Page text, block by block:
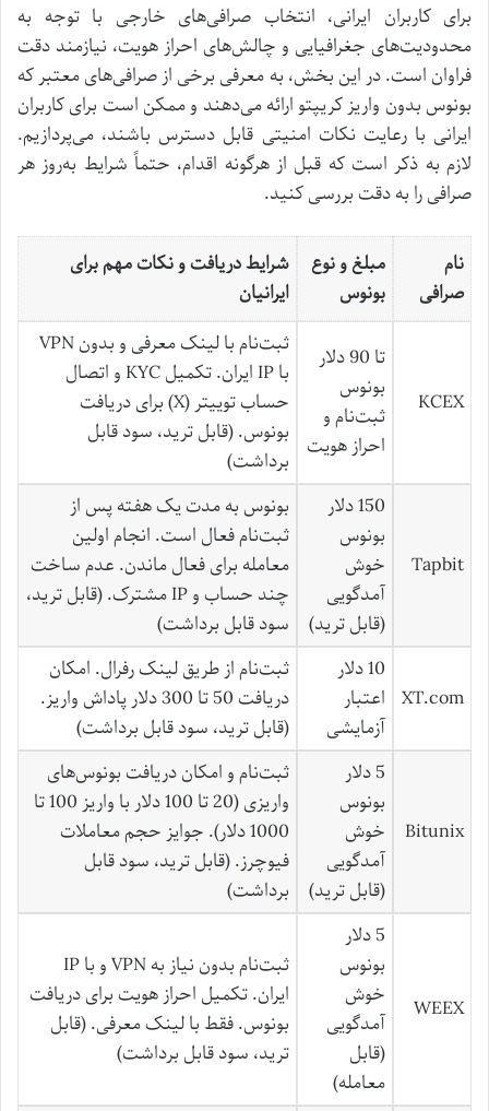
برای کاربران ایرانی، انتخاب صرافی‌های خارجی با توجه به
محدودیت‌های جغرافیایی و چالش‌های احراز هویت، نیازمند دقت
فراوان است. در این بخش، به معرفی برخی از صرافی‌های معتبر که
بونوس بدون واریز کریپتو ارائه می‌دهند و ممکن است برای کاربران
ایرانی با رعایت نکات امنیتی قابل دسترس باشند، می‌پردازیم.
لازم به ذکر است که قبل از هرگونه اقدام، حتماً شرایط به‌روز هر
صرافی را به دقت بررسی کنید.
نام
صرافی
مبلغ و نوع
بونوس
شرایط دریافت و نکات مهم برای
ایرانیان
KCEX
تا 90 دلار
بونوس
ثبت‌نام و
احراز هویت
ثبت‌نام با لینک معرفی و بدون VPN
با IP ایران. تکمیل KYC و اتصال
حساب توییتر (X) برای دریافت
بونوس. (قابل ترید، سود قابل
برداشت)
Tapbit
150 دلار
بونوس
خوش
آمدگویی
(قابل ترید)
بونوس به مدت یک هفته پس از
ثبت‌نام فعال است. انجام اولین
معامله برای فعال ماندن. عدم ساخت
چند حساب و IP مشترک. (قابل ترید،
سود قابل برداشت)
XT.com
10 دلار
اعتبار
آزمایشی
ثبت‌نام از طریق لینک رفرال. امکان
دریافت 50 تا 300 دلار پاداش واریز.
(قابل ترید، سود قابل برداشت)
Bitunix
5 دلار
بونوس
خوش
آمدگویی
(قابل ترید)
ثبت‌نام و امکان دریافت بونوس‌های
واریزی (20 تا 100 دلار با واریز 100 تا
1000 دلار). جوایز حجم معاملات
فیوچرز. (قابل ترید، سود قابل
برداشت)
WEEX
5 دلار
بونوس
خوش
آمدگویی
(قابل
معامله)
ثبت‌نام بدون نیاز به VPN و با IP
ایران. تکمیل احراز هویت برای دریافت
بونوس. فقط با لینک معرفی. (قابل
ترید، سود قابل برداشت)